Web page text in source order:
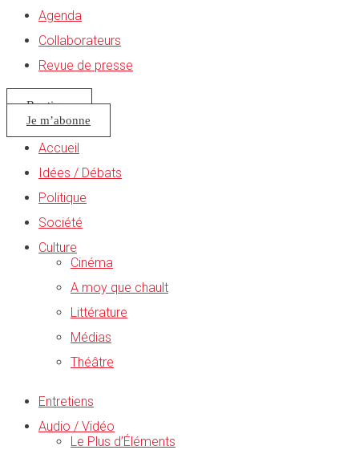
Agenda
Collaborateurs
Revue de presse
Boutique
Je m’abonne
Accueil
Idées / Débats
Politique
Société
Culture
Cinéma
A moy que chault
Littérature
Médias
Théâtre
Entretiens
Audio / Vidéo
Le Plus d’Éléments